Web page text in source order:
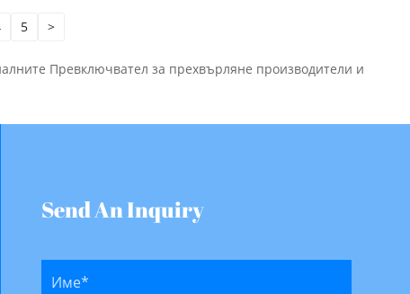
5 >
Превключвател за прехвърляне производители и
Send An Inquiry